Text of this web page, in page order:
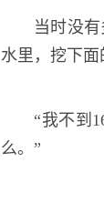
当时没
水里，挖下
“我不到
么。”